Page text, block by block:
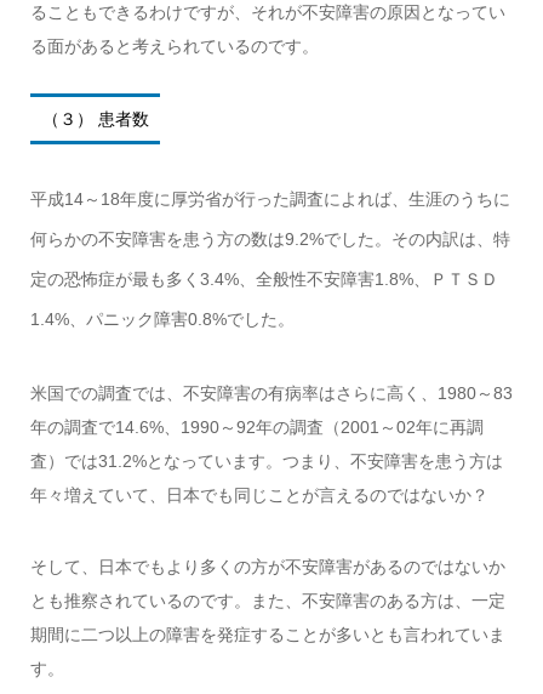
ることもできるわけですが、それが不安障害の原因となってい
る面があると考えられているのです。
（３） 患者数
平成14～18年度に厚労省が行った調査によれば、生涯のうちに
何らかの不安障害を患う方の数は9.2%でした。その内訳は、特
定の恐怖症が最も多く3.4%、全般性不安障害1.8%、ＰＴＳＤ
1.4%、パニック障害0.8%でした。
米国での調査では、不安障害の有病率はさらに高く、1980～83
年の調査で14.6%、1990～92年の調査（2001～02年に再調
査）では31.2%となっています。つまり、不安障害を患う方は
年々増えていて、日本でも同じことが言えるのではないか？
そして、日本でもより多くの方が不安障害があるのではないか
とも推察されているのです。また、不安障害のある方は、一定
期間に二つ以上の障害を発症することが多いとも言われていま
す。